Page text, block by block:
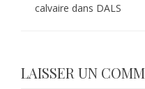
calvaire dans DALS
LAISSER UN